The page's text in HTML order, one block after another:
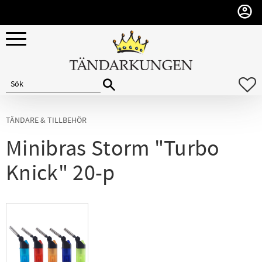
Meny
TÄNDARE & TILLBEHÖR
Minibras Storm "Turbo
Knick" 20-p